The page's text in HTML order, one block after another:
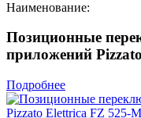
Наименование:
Позиционные
приложений
Подробнее